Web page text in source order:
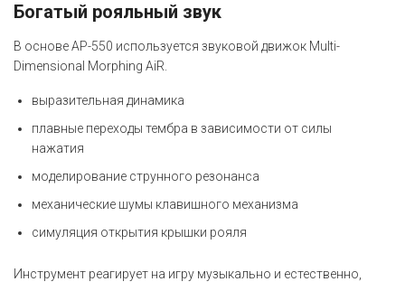
Богатый рояльный звук
В основе AP-550 используется звуковой движок Multi-
Dimensional Morphing AiR.
выразительная динамика
плавные переходы тембра в зависимости от силы
нажатия
моделирование струнного резонанса
механические шумы клавишного механизма
симуляция открытия крышки рояля
Инструмент реагирует на игру музыкально и естественно,